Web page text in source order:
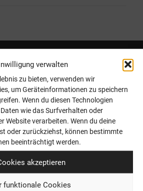
verwalten
zu bieten, verwenden wir
um Geräteinformationen zu speichern
Wenn du diesen Technologien
wie das Surfverhalten oder
Website verarbeiten. Wenn du deine
oder zurückziehst, können bestimmte
beeinträchtigt werden.
akzeptieren
funktionale Cookies